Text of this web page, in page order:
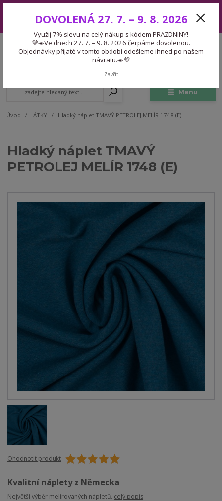
7. – 9. 8. 2026 čerpáme dovolenou. Objednávky přijaté v tomto období
odešleme ihned po našem návratu.☀️💜
Menu
CZK
Expedice 775 866 913
Po-Čt 9-15:30 Pá 9-14:30 Pauza 13-13:45
Úvod LÁTKY Hladký náplet TMAVÝ PETROLEJ MELÍR 1748 (E)
Hladký náplet TMAVÝ
PETROLEJ MELÍR 1748 (E)
Ohodnotit produkt
Kvalitní náplety z Německa
Největší výběr melírovaných nápletů. celý popis
DOVOLENÁ 27. 7. – 9. 8. 2026
Využij 7% slevu na celý nákup s kódem PRAZDNINY!
💜☀️Ve dnech 27. 7. – 9. 8. 2026 čerpáme dovolenou.
Objednávky přijaté v tomto období odešleme ihned po našem
návratu.☀️💜
Zavřít